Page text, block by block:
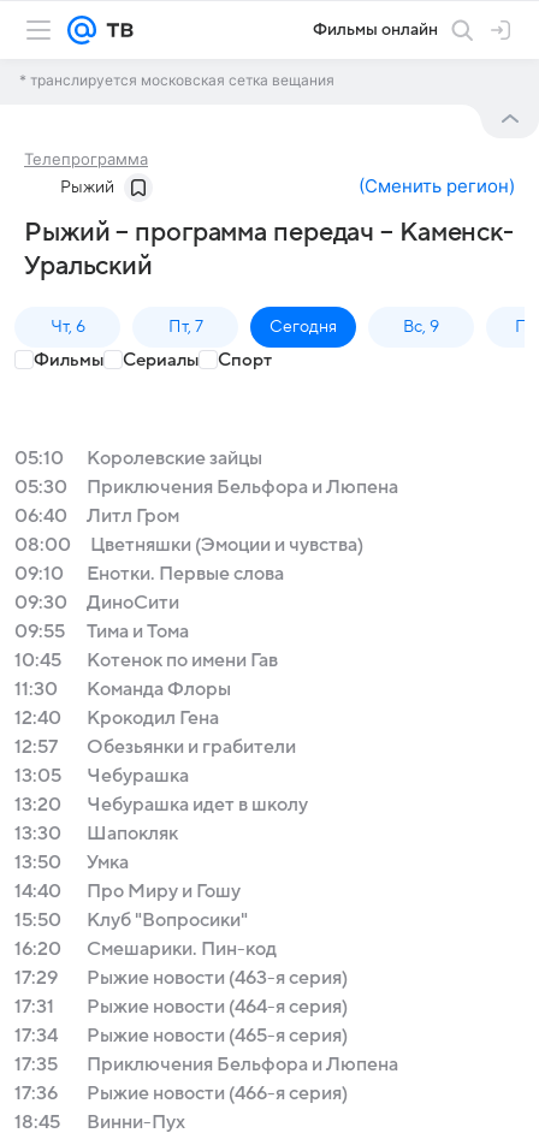
Фильмы онлайн
* транслируется московская сетка вещания
Телепрограмма
Рыжий (Сменить регион)
Рыжий – программа передач – Каменск-
Уральский
Чт, 6 Пт, 7 Сегодня Вс, 9
Фильмы Сериалы Спорт
05:10
Королевские зайцы
05:30
Приключения Бельфора и Люпена
06:40
Литл Гром
08:00
Цветняшки (Эмоции и чувства)
09:10
Енотки. Первые слова
09:30
ДиноСити
09:55
Тима и Тома
10:45
Котенок по имени Гав
11:30
Команда Флоры
12:40
Крокодил Гена
12:57
Обезьянки и грабители
13:05
Чебурашка
13:20
Чебурашка идет в школу
13:30
Шапокляк
13:50
Умка
14:40
Про Миру и Гошу
15:50
Клуб "Вопросики"
16:20
Смешарики. Пин-код
17:29
Рыжие новости (463-я серия)
17:31
Рыжие новости (464-я серия)
17:34
Рыжие новости (465-я серия)
17:35
Приключения Бельфора и Люпена
17:36
Рыжие новости (466-я серия)
18:45
Винни-Пух